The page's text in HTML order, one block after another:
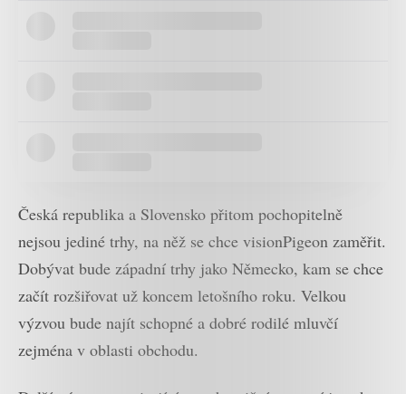
Česká republika a Slovensko přitom pochopitelně
nejsou jediné trhy, na něž se chce visionPigeon zaměřit.
Dobývat bude západní trhy jako Německo, kam se chce
začít rozšiřovat už koncem letošního roku. Velkou
výzvou bude najít schopné a dobré rodilé mluvčí
zejména v oblasti obchodu.